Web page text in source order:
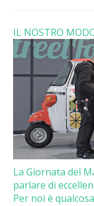
IL NOSTRO
La Giornata del
parlare di
Per noi è